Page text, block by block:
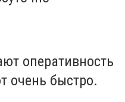
оперативность
очень быстро.